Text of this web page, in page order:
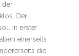
der
Der
in erster
einerseits
die